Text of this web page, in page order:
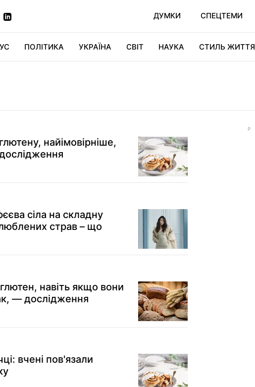
ДУМКИ СПЕЦТЕМИ
ПОЛІТИКА УКРАЇНА СВІТ НАУКА СТИЛЬ ЖИТТЯ
найімовірніше,
сіла на складну
страв – що
навіть якщо вони
— дослідження
вчені пов'язали